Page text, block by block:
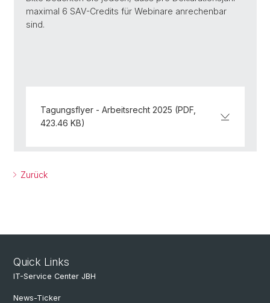
maximal 6 SAV-Credits für Webinare anrechenbar
sind.
Tagungsflyer - Arbeitsrecht 2025 (PDF,
423.46 KB)
Zurück
Quick Links
IT-Service Center JBH
News-Ticker